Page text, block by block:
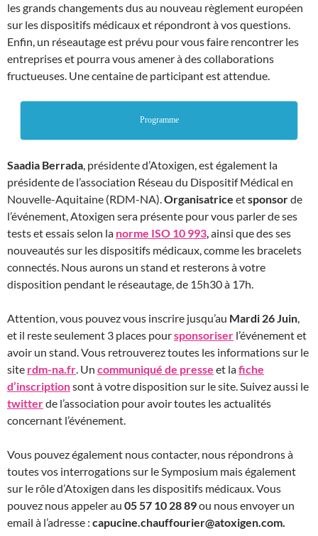
les grands changements dus au nouveau règlement européen
sur les dispositifs médicaux et répondront à vos questions.
Enfin, un réseautage est prévu pour vous faire rencontrer les
entreprises et pourra vous amener à des collaborations
fructueuses. Une centaine de participant est attendue.
Programme
Saadia Berrada, présidente d’Atoxigen, est également la
présidente de l’association Réseau du Dispositif Médical en
Nouvelle-Aquitaine (RDM-NA).Organisatrice etsponsorde
l’événement, Atoxigen sera présente pour vous parler de ses
tests et essais selon la norme ISO 10 993,ainsi que des ses
nouveautés sur les dispositifs médicaux, comme les bracelets
connectés. Nous aurons un stand et resterons à votre
disposition pendant le réseautage, de 15h30 à 17h.
Attention, vous pouvez vous inscrire jusqu’au Mardi 26 Juin,
et il reste seulement 3 places poursponsoriser l’événement et
avoir un stand. Vous retrouverez toutes les informations sur le
site rdm-na.fr. Un communiqué de presse et lafiche
d’inscriptionsont à votre disposition sur le site. Suivez aussi le
twitterde l’association pour avoir toutes les actualités
concernant l’événement.
Vous pouvez également nous contacter, nous répondrons à
toutes vos interrogations sur le Symposium mais également
sur le rôle d’Atoxigen dans les dispositifs médicaux. Vous
pouvez nous appeler au 05 57 10 28 89ou nous envoyer un
email à l’adresse : capucine.chauffourier@atoxigen.com.